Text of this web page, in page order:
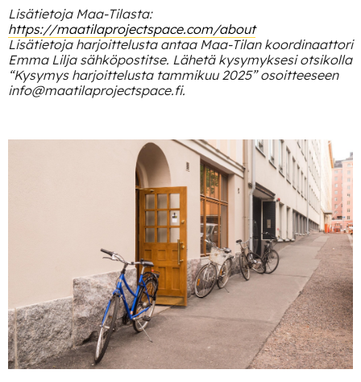
Lisätietoja Maa-Tilasta:
https://maatilaprojectspace.com/about
Lisätietoja harjoittelusta antaa Maa-Tilan koordinaattori
Emma Lilja sähköpostitse. Lähetä kysymyksesi otsikolla
“Kysymys harjoittelusta tammikuu 2025” osoitteeseen
info@maatilaprojectspace.fi.